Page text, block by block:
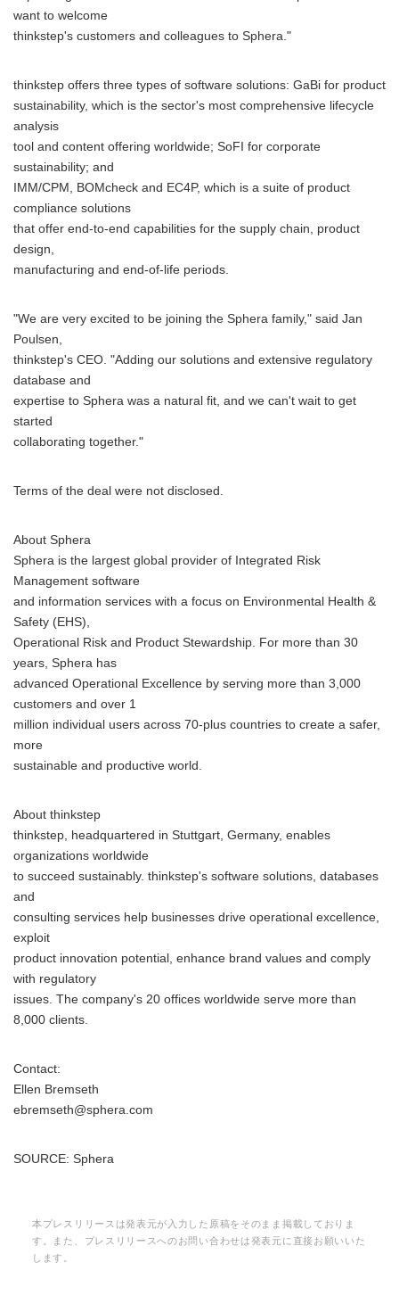
want to welcome
thinkstep's customers and colleagues to Sphera."
thinkstep offers three types of software solutions: GaBi for product
sustainability, which is the sector's most comprehensive lifecycle
analysis
tool and content offering worldwide; SoFI for corporate
sustainability; and
IMM/CPM, BOMcheck and EC4P, which is a suite of product
compliance solutions
that offer end-to-end capabilities for the supply chain, product
design,
manufacturing and end-of-life periods.
"We are very excited to be joining the Sphera family," said Jan
Poulsen,
thinkstep's CEO. "Adding our solutions and extensive regulatory
database and
expertise to Sphera was a natural fit, and we can't wait to get
started
collaborating together."
Terms of the deal were not disclosed.
About Sphera
Sphera is the largest global provider of Integrated Risk
Management software
and information services with a focus on Environmental Health &
Safety (EHS),
Operational Risk and Product Stewardship. For more than 30
years, Sphera has
advanced Operational Excellence by serving more than 3,000
customers and over 1
million individual users across 70-plus countries to create a safer,
more
sustainable and productive world.
About thinkstep
thinkstep, headquartered in Stuttgart, Germany, enables
organizations worldwide
to succeed sustainably. thinkstep's software solutions, databases
and
consulting services help businesses drive operational excellence,
exploit
product innovation potential, enhance brand values and comply
with regulatory
issues. The company's 20 offices worldwide serve more than
8,000 clients.
Contact:
Ellen Bremseth
ebremseth@sphera.com
SOURCE: Sphera
本プレスリリースは発表元が入力した原稿をそのまま掲載しておりま
す。また、プレスリリースへのお問い合わせは発表元に直接お願いいた
します。